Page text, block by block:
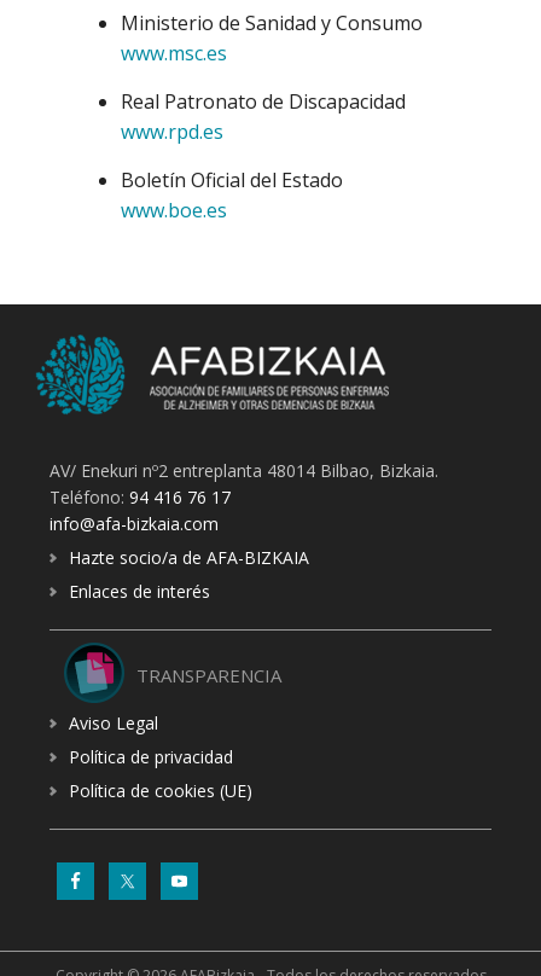
Ministerio de Sanidad y Consumo
www.msc.es
Real Patronato de Discapacidad
www.rpd.es
Boletín Oficial del Estado
www.boe.es
AV/ Enekuri nº2 entreplanta 48014 Bilbao, Bizkaia.
Teléfono: 94 416 76 17
info@afa-bizkaia.com
Hazte socio/a de AFA-BIZKAIA
Enlaces de interés
TRANSPARENCIA
Aviso Legal
Política de privacidad
Política de cookies (UE)